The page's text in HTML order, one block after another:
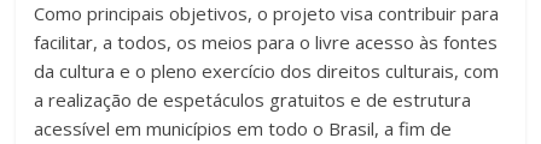
Como principais objetivos, o projeto visa contribuir para
facilitar, a todos, os meios para o livre acesso às fontes
da cultura e o pleno exercício dos direitos culturais, com
a realização de espetáculos gratuitos e de estrutura
acessível em municípios em todo o Brasil, a fim de